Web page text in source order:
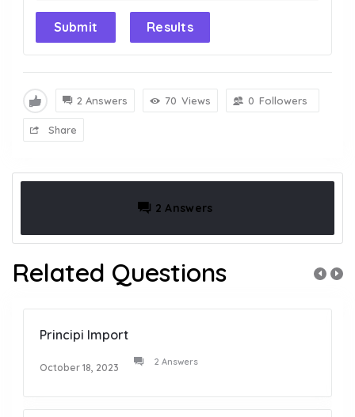
Submit Results
2 Answers 70 Views 0 Followers
Share
2 Answers
Related Questions
Principi Import
October 18, 2023 2 Answers